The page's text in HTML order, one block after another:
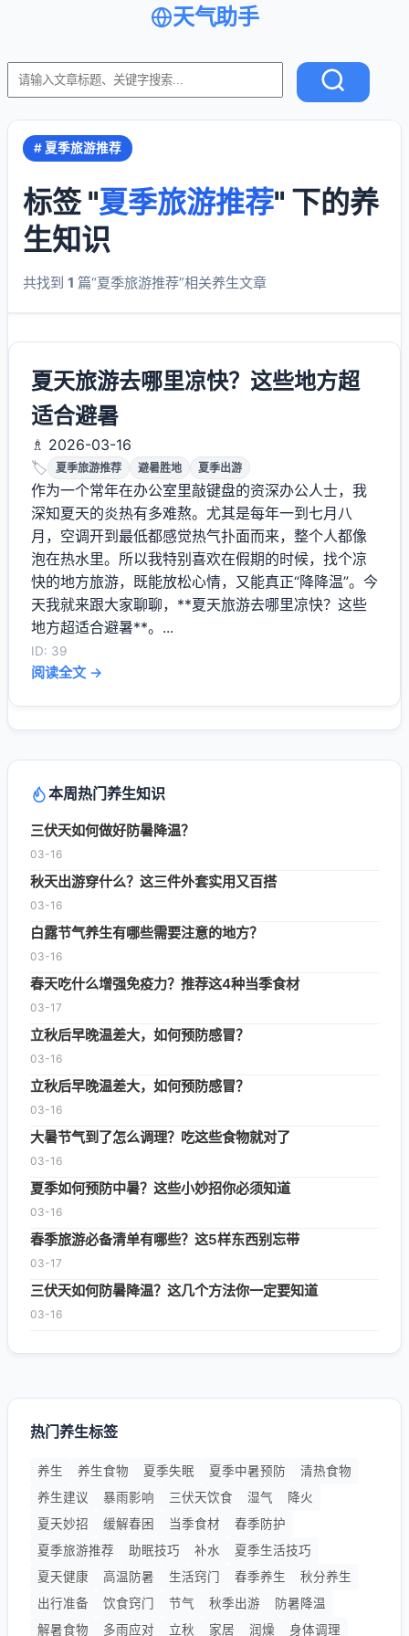
天气助手
# 夏季旅游推荐
标签 "夏季旅游推荐" 下的养
生知识
共找到 1 篇“夏季旅游推荐”相关养生文章
夏天旅游去哪里凉快？这些地方超
适合避暑
♗ 2026-03-16
🏷️
夏季旅游推荐 避暑胜地 夏季出游
作为一个常年在办公室里敲键盘的资深办公人士，我
深知夏天的炎热有多难熬。尤其是每年一到七月八
月，空调开到最低都感觉热气扑面而来，整个人都像
泡在热水里。所以我特别喜欢在假期的时候，找个凉
快的地方旅游，既能放松心情，又能真正“降降温”。今
天我就来跟大家聊聊，**夏天旅游去哪里凉快？这些
地方超适合避暑**。...
ID: 39
阅读全文 →
本周热门养生知识
三伏天如何做好防暑降温？
03-16
秋天出游穿什么？这三件外套实用又百搭
03-16
白露节气养生有哪些需要注意的地方？
03-16
春天吃什么增强免疫力？推荐这4种当季食材
03-17
立秋后早晚温差大，如何预防感冒？
03-16
立秋后早晚温差大，如何预防感冒？
03-16
大暑节气到了怎么调理？吃这些食物就对了
03-16
夏季如何预防中暑？这些小妙招你必须知道
03-16
春季旅游必备清单有哪些？这5样东西别忘带
03-17
三伏天如何防暑降温？这几个方法你一定要知道
03-16
热门养生标签
养生 养生食物 夏季失眠 夏季中暑预防
清热食物
养生建议
暴雨影响 三伏天饮食 湿气
降火
夏天妙招
缓解春困 当季食材
春季防护
夏季旅游推荐
助眠技巧 补水
夏季生活技巧
夏天健康
高温防暑 生活窍门 春季养生
秋分养生
出行准备
饮食窍门 节气 秋季出游
防暑降温
解暑食物
多雨应对 立秋 家居 润燥 身体调理